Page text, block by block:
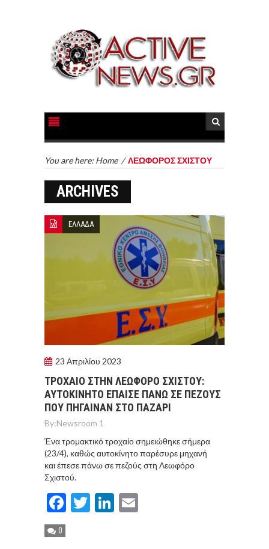
You are here: Home /ΛΕΩΦΟΡΟΣ ΣΧΙΣΤΟΥ
ARCHIVES
ΕΛΛΑΔΑ
23 Απριλίου 2023
ΤΡΟΧΑΙΟ ΣΤΗΝ ΛΕΩΦΟΡΟ ΣΧΙΣΤΟΥ:
ΑΥΤΟΚΙΝΗΤΟ ΕΠΑΙΣΕ ΠΑΝΩ ΣΕ ΠΕΖΟΥΣ
ΠΟΥ ΠΗΓΑΙΝΑΝ ΣΤΟ ΠΑΖΑΡΙ
By:Newsroom 1
Ένα τρομακτικό τροχαίο σημειώθηκε σήμερα
(23/4), καθώς αυτοκίνητο παρέσυρε μηχανή
και έπεσε πάνω σε πεζούς στη Λεωφόρο
Σχιστού.
Facebook
TwitterLinkedIn
0